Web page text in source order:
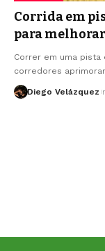
Corrida em
para
Correr em uma
corredores
Diego Velázquez